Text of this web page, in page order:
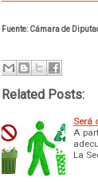
Fuente: Cámara de
Related Posts:
Será
A
La